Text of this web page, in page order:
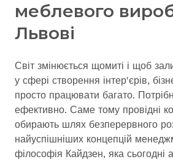
меблевого
Львові
Світ змінюється щомиті і щоб
у сфері створення інтер'єрів,
просто працювати багато.
ефективно. Саме тому провідні
обирають шлях безперервного
найуспішніших концепцій
філософія Кайдзен, яка сьогодні